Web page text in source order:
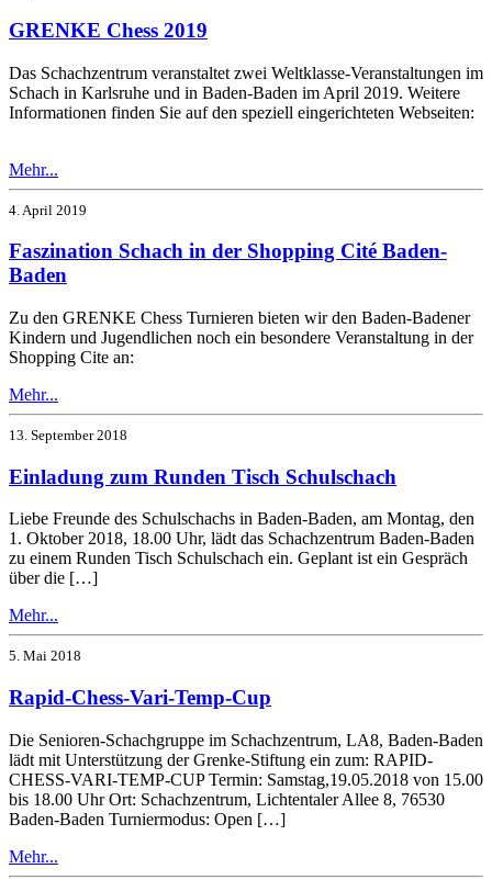
GRENKE Chess 2019
Das Schachzentrum veranstaltet zwei Weltklasse-Veranstaltungen im
Schach in Karlsruhe und in Baden-Baden im April 2019. Weitere
Informationen finden Sie auf den speziell eingerichteten Webseiten:
Mehr...
4. April 2019
Faszination Schach in der Shopping Cité Baden-
Baden
Zu den GRENKE Chess Turnieren bieten wir den Baden-Badener
Kindern und Jugendlichen noch ein besondere Veranstaltung in der
Shopping Cite an:
Mehr...
13. September 2018
Einladung zum Runden Tisch Schulschach
Liebe Freunde des Schulschachs in Baden-Baden, am Montag, den
1. Oktober 2018, 18.00 Uhr, lädt das Schachzentrum Baden-Baden
zu einem Runden Tisch Schulschach ein. Geplant ist ein Gespräch
über die […]
Mehr...
5. Mai 2018
Rapid-Chess-Vari-Temp-Cup
Die Senioren-Schachgruppe im Schachzentrum, LA8, Baden-Baden
lädt mit Unterstützung der Grenke-Stiftung ein zum: RAPID-
CHESS-VARI-TEMP-CUP Termin: Samstag,19.05.2018 von 15.00
bis 18.00 Uhr Ort: Schachzentrum, Lichtentaler Allee 8, 76530
Baden-Baden Turniermodus: Open […]
Mehr...